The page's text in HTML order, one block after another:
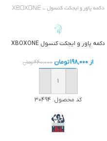
دکمه پاور و ایجکت کنسول XBOXONE
از 198,000تومان 440,000تومان
خرید
کد محصول: 30494